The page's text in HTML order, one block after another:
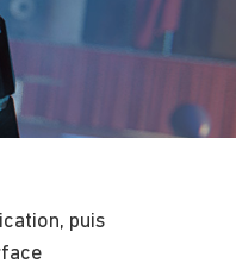
puis